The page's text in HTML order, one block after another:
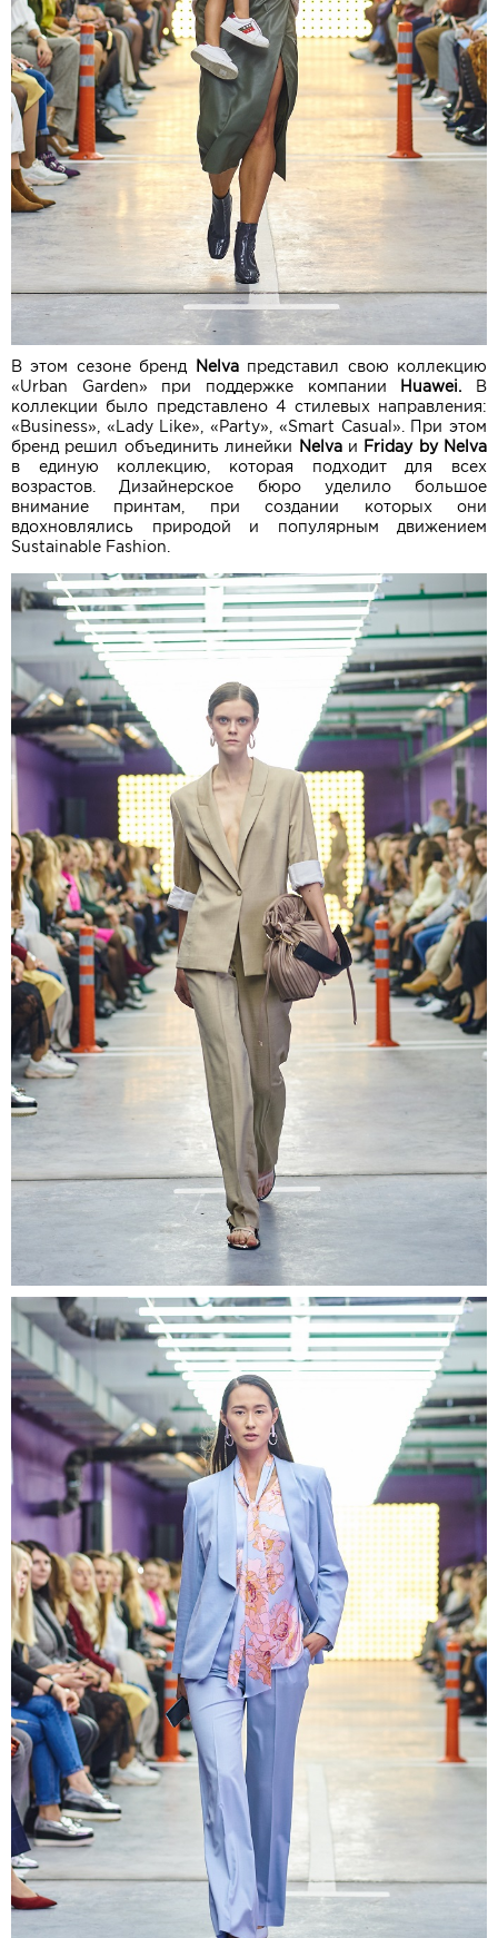
В этом сезоне бренд Nelvaпредставил свою коллекцию
«Urban Garden» при поддержке компании
Huawei. В
коллекции было представлено 4 стилевых направления:
«Business», «Lady Like», «Party», «Smart Casual». При этом
бренд решил объединить линейки
Nelvaи Friday by Nelva
в единую коллекцию, которая подходит для всех
возрастов. Дизайнерское бюро уделило большое
внимание принтам, при создании которых они
вдохновлялись природой и популярным движением
Sustainable Fashion.